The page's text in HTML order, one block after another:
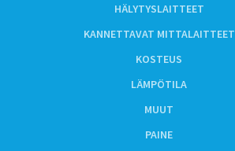
HÄLYTYSLAITTEET
KANNETTAVAT MITTALAITTEET
KOSTEUS
LÄMPÖTILA
MUUT
PAINE